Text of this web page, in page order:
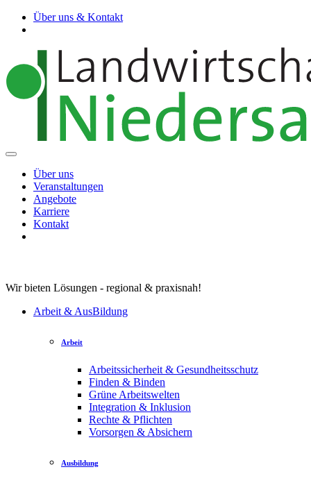
Über uns & Kontakt
Über uns
Veranstaltungen
Angebote
Karriere
Kontakt
Wir bieten Lösungen - regional & praxisnah!
Arbeit & AusBildung
Arbeit
Arbeitssicherheit & Gesundheitsschutz
Finden & Binden
Grüne Arbeitswelten
Integration & Inklusion
Rechte & Pflichten
Vorsorgen & Absichern
Ausbildung